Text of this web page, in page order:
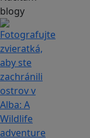
blogy